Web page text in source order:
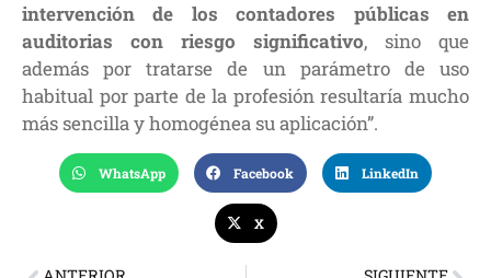
intervención de los contadores públicas en
auditorias con riesgo significativo, sino que
además por tratarse de un parámetro de uso
habitual por parte de la profesión resultaría mucho
más sencilla y homogénea su aplicación”.
WhatsApp Facebook LinkedIn
X